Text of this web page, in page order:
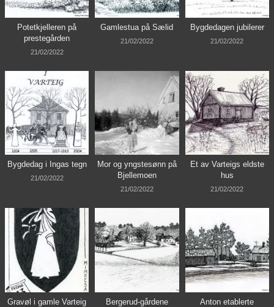
Potetkjelleren på
prestegården
21/02/2022
Gamlestua på Sælid
21/02/2022
Bygdedagen jubilerer
21/02/2022
Bygdedag i Ingas tegn
21/02/2022
Mor og yngstesønn på
Bjellemoen
21/02/2022
Et av Varteigs eldste
hus
21/02/2022
Gravøl i gamle Varteig Bergerud-gårdene
Anton etablerte